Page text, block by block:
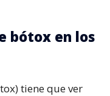
bótox en los
tiene que ver